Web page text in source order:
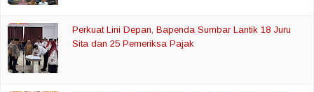
Perkuat Lini Depan, Bapenda Sumbar Lantik 18 Juru
Sita dan 25 Pemeriksa Pajak